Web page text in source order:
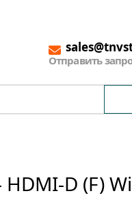
Отправить
D (F)